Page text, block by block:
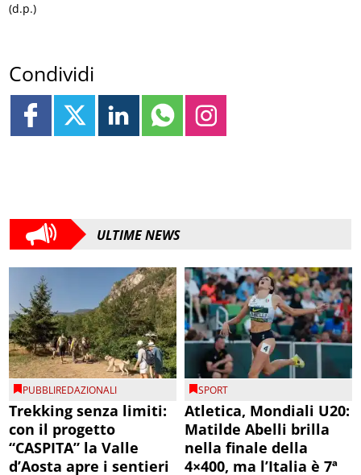
(d.p.)
Condividi
ULTIME NEWS
PUBBLIREDAZIONALI
Trekking senza limiti:
con il progetto
“CASPITA” la Valle
d’Aosta apre i sentieri
SPORT
Atletica, Mondiali U20:
Matilde Abelli brilla
nella finale della
4×400, ma l’Italia è 7ª